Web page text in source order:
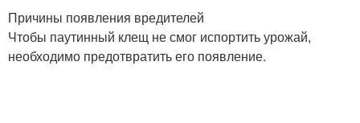
Причины появления вредителей
Чтобы паутинный клещ не смог испортить урожай,
необходимо предотвратить его появление.